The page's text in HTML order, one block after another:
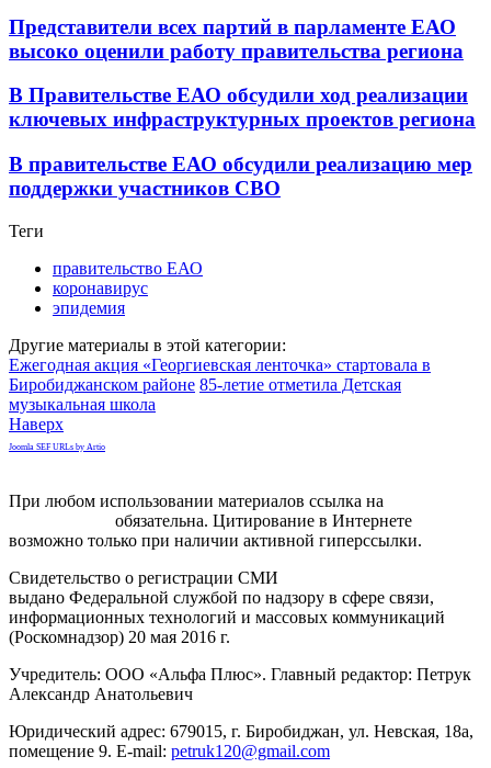
Представители всех партий в парламенте ЕАО
высоко оценили работу правительства региона
В Правительстве ЕАО обсудили ход реализации
ключевых инфраструктурных проектов региона
В правительстве ЕАО обсудили реализацию мер
поддержки участников СВО
Теги
правительство ЕАО
коронавирус
эпидемия
Другие материалы в этой категории:
Ежегодная акция «Георгиевская ленточка» стартовала в
Биробиджанском районе 85-летие отметила Детская
музыкальная школа
Наверх
Joomla SEF URLs by Artio
При любом использовании материалов ссылка на
обязательна. Цитирование в Интернете
возможно только при наличии активной гиперссылки.
Свидетельство о регистрации СМИ
выдано Федеральной службой по надзору в сфере связи,
информационных технологий и массовых коммуникаций
(Роскомнадзор) 20 мая 2016 г.
Учредитель: ООО «Альфа Плюс». Главный редактор: Петрук
Александр Анатольевич
Юридический адрес: 679015, г. Биробиджан, ул. Невская, 18а,
помещение 9. E-mail: petruk120@gmail.com